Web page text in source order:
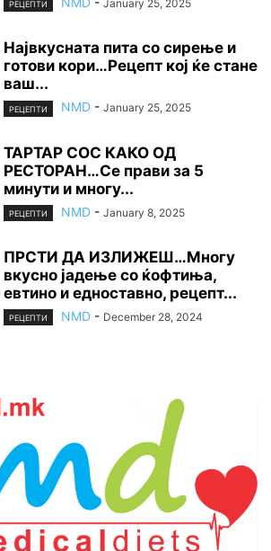
РЕЦЕПТИ January 25, 2025
Највкусната пита со сирење и
готови кори…Рецепт кој ќе стане
ваш...
РЕЦЕПТИ NMD - January 25, 2025
ТАРТАР СОС КАКО ОД
РЕСТОРАН…Се прави за 5
минути и многу...
РЕЦЕПТИ NMD - January 8, 2025
ПРСТИ ДА ИЗЛИЖЕШ…Многу
вкусно јадење со ќофтиња,
евтино и едноставно, рецепт...
РЕЦЕПТИ NMD - December 28, 2024